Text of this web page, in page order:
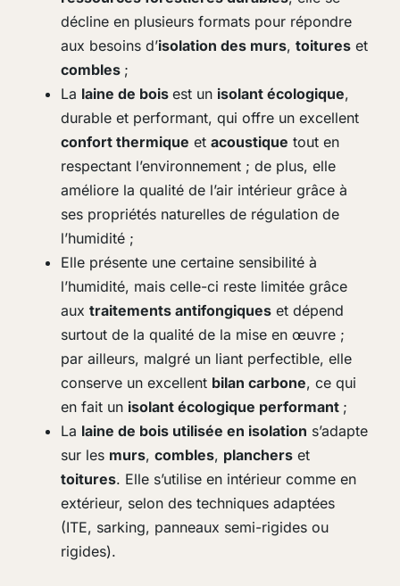
décline en plusieurs formats pour répondre
aux besoins d’isolation des murs, toitures et
combles ;
La laine de bois est un isolant écologique,
durable et performant, qui offre un excellent
confort thermique et acoustique tout en
respectant l’environnement ; de plus, elle
améliore la qualité de l’air intérieur grâce à
ses propriétés naturelles de régulation de
l’humidité ;
Elle présente une certaine sensibilité à
l’humidité, mais celle-ci reste limitée grâce
aux traitements antifongiques et dépend
surtout de la qualité de la mise en œuvre ;
par ailleurs, malgré un liant perfectible, elle
conserve un excellent bilan carbone, ce qui
en fait un isolant écologique performant ;
La laine de bois utilisée en isolation s’adapte
sur les murs, combles, planchers et
toitures. Elle s’utilise en intérieur comme en
extérieur, selon des techniques adaptées
(ITE, sarking, panneaux semi-rigides ou
rigides).